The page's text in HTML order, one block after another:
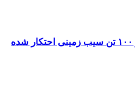
کشف یک هزار و ۱۰۰ تن سیب زمینی احتکار شده